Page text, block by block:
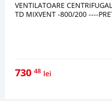
VENTILATOARE
TD MIXVENT -800/200 ----
730 48 lei